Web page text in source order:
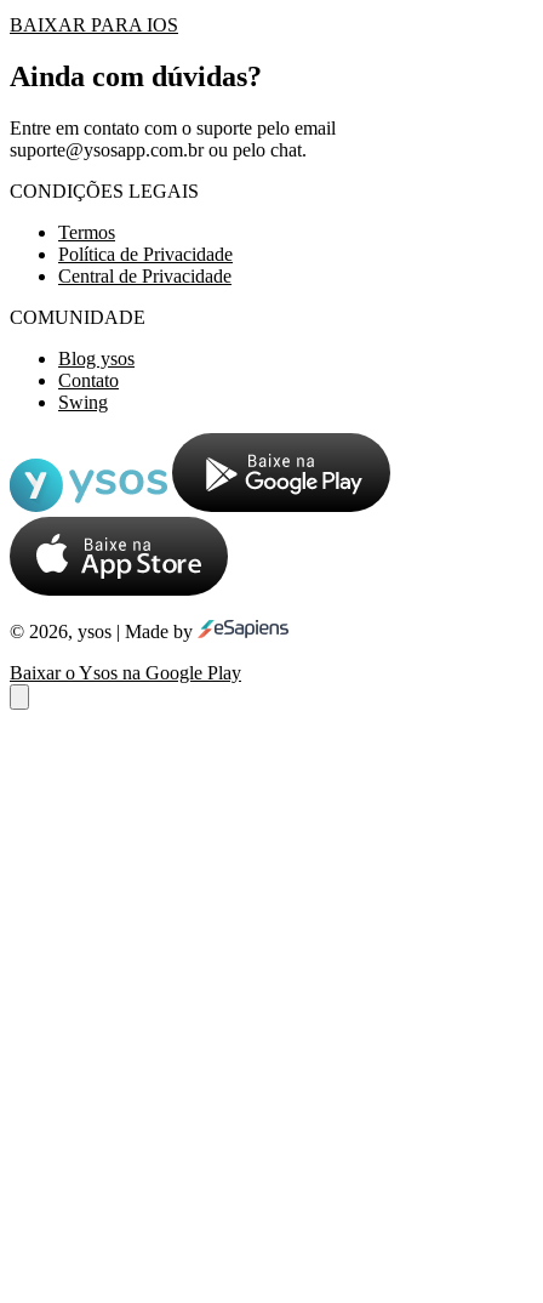
BAIXAR PARA IOS
Ainda com dúvidas?
Entre em contato com o suporte pelo email
suporte@ysosapp.com.brou pelo chat.
CONDIÇÕES LEGAIS
Termos
Política de Privacidade
Central de Privacidade
COMUNIDADE
Blog ysos
Contato
Swing
© 2026, ysos | Made by
Baixar o Ysos na Google Play